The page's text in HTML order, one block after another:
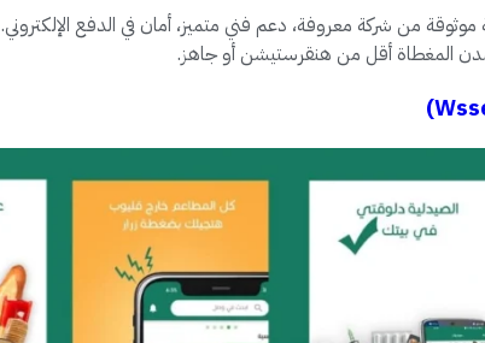
من شركة معروفة، دعم فني متميز، أمان في الدفع الإلكتروني.
المغطاة أقل من هنقرستيشن أو جاهز.